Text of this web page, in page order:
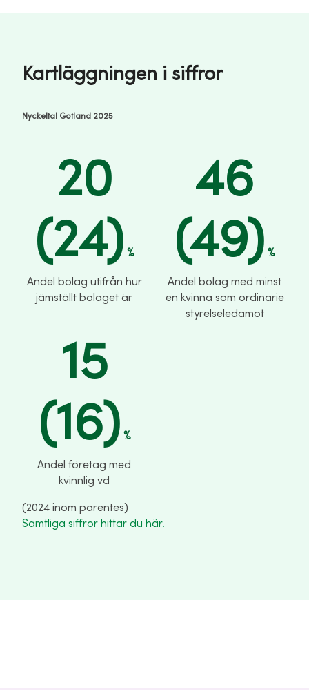
Kartläggningen i siffror
Nyckeltal Gotland 2025
20
(24) %
Andel bolag utifrån hur
jämställt bolaget är
46
(49) %
Andel bolag med minst
en kvinna som ordinarie
styrelseledamot
15
(16) %
Andel företag med
kvinnlig vd
(2024 inom parentes)
Samtliga siffror hittar du här.